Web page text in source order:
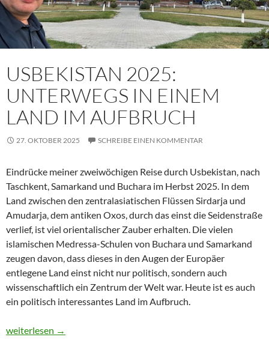
USBEKISTAN 2025:
UNTERWEGS IN EINEM
LAND IM AUFBRUCH
27. OKTOBER 2025 SCHREIBE EINEN KOMMENTAR
Eindrücke meiner zweiwöchigen Reise durch Usbekistan, nach
Taschkent, Samarkand und Buchara im Herbst 2025. In dem
Land zwischen den zentralasiatischen Flüssen Sirdarja und
Amudarja, dem antiken Oxos, durch das einst die Seidenstraße
verlief, ist viel orientalischer Zauber erhalten. Die vielen
islamischen Medressa-Schulen von Buchara und Samarkand
zeugen davon, dass dieses in den Augen der Europäer
entlegene Land einst nicht nur politisch, sondern auch
wissenschaftlich ein Zentrum der Welt war. Heute ist es auch
ein politisch interessantes Land im Aufbruch.
Usbekistan 2025: Unterwegs in einem Land im Aufbruch
weiterlesen →